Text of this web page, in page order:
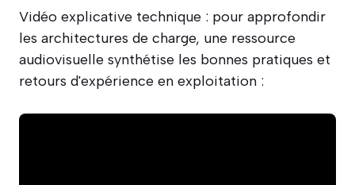
Vidéo explicative technique : pour approfondir
les architectures de charge, une ressource
audiovisuelle synthétise les bonnes pratiques et
retours d'expérience en exploitation :